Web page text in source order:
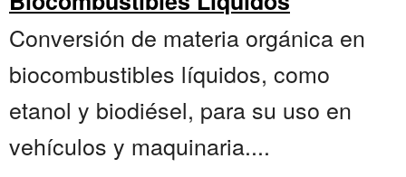
Conversión de materia orgánica en
biocombustibles líquidos, como
etanol y biodiésel, para su uso en
vehículos y maquinaria....